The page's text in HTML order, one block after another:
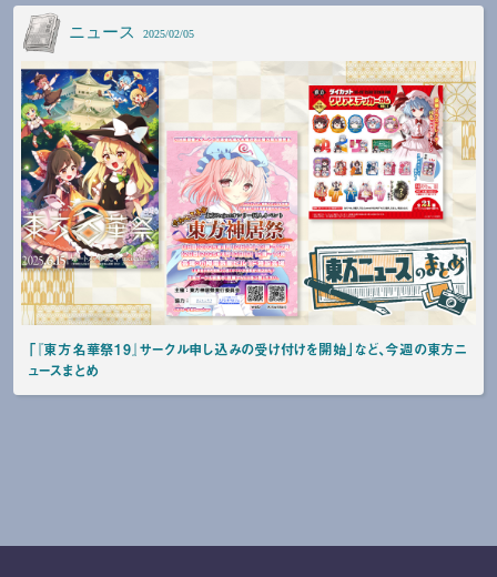
ニュース 2025/02/05
「『東方名華祭19』サークル申し込みの受け付けを開始」など、今週の東方ニ
ュースまとめ